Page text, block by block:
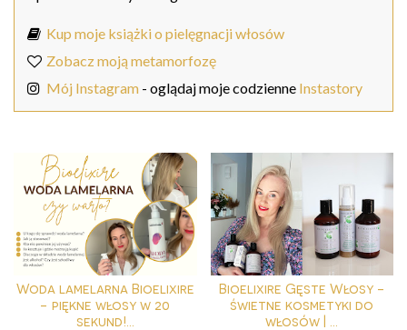
Kup moje książki o pielęgnacji włosów
Zobacz moją metamorfozę
Mój Instagram - oglądaj moje codzienne Instastory
Woda lamelarna Bioelixire
- piękne włosy w 20
sekund!...
Bioelixire Gęste Włosy -
świetne kosmetyki do
włosów | ...